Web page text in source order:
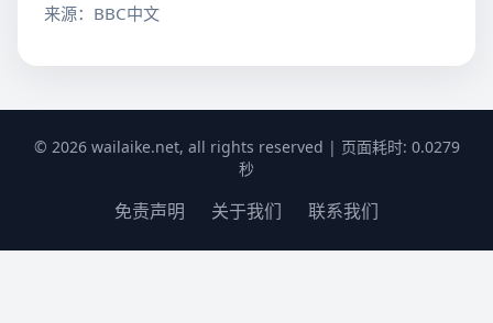
来源：BBC中文
© 2026 wailaike.net, all rights reserved | 页面耗时: 0.0279
秒
免责声明 关于我们 联系我们